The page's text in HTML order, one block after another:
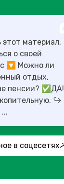
этот материал,
о своей
ли
отдых,
пенсии? ✅ДА!
↪️
в соцесетях